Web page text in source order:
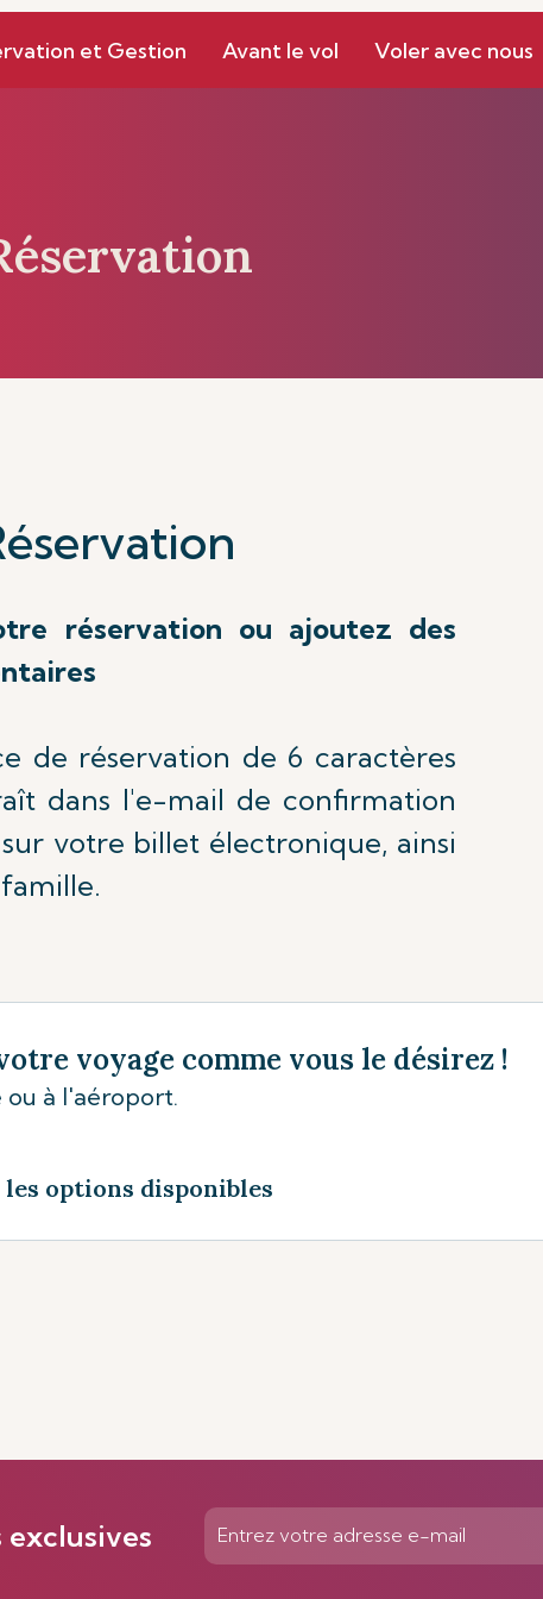
et Gestion Avant le vol Voler avec nous
réservation ou ajoutez des
de réservation de 6 caractères
dans l'e-mail de confirmation
votre billet électronique, ainsi
voyage comme vous le désirez !
à l'aéroport.
options disponibles
exclusives